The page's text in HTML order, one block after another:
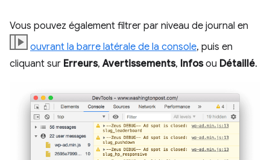
Vous pouvez également filtrer par niveau de journal en
ouvrant la barre latérale de la console, puis en
cliquant sur Erreurs,Avertissements, Infosou Détaillé.